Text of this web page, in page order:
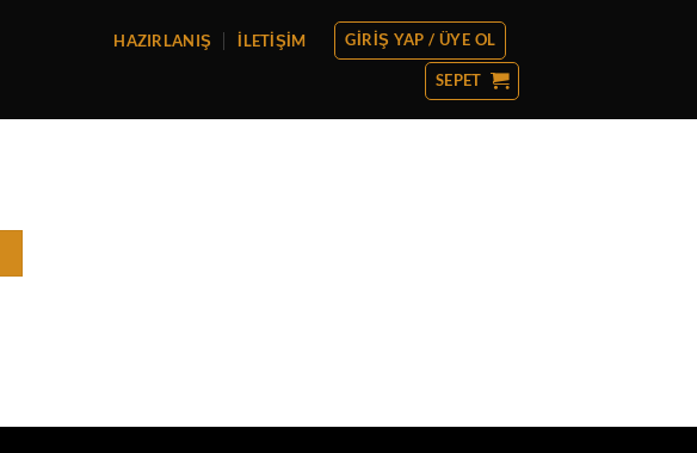
HAZIRLANIŞ İLETIŞIM GIRIŞ YAP / ÜYE OL
SEPET